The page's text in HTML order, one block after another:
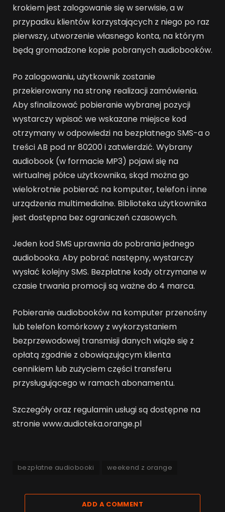
krokiem jest zalogowanie się w serwisie, a w
przypadku klientów korzystających z niego po raz
pierwszy, utworzenie własnego konta, na którym
będą gromadzone kopie pobranych audiobooków.
Po zalogowaniu, użytkownik zostanie
przekierowany na stronę realizacji zamówienia.
Aby sfinalizować pobieranie wybranej pozycji
wystarczy wpisać we wskazane miejsce kod
otrzymany w odpowiedzi na bezpłatnego SMS-a o
treści AB pod nr 80200 i zatwierdzić. Wybrany
audiobook (w formacie MP3) pojawi się na
wirtualnej półce użytkownika, skąd można go
wielokrotnie pobierać na komputer, telefon i inne
urządzenia multimedialne. Biblioteka użytkownika
jest dostępna bez ograniczeń czasowych.
Jeden kod SMS uprawnia do pobrania jednego
audiobooka. Aby pobrać następny, wystarczy
wysłać kolejny SMS. Bezpłatne kody otrzymane w
czasie trwania promocji są ważne do 4 marca.
Pobieranie audiobooków na komputer przenośny
lub telefon komórkowy z wykorzystaniem
bezprzewodowej transmisji danych wiąże się z
opłatą zgodnie z obowiązującym klienta
cennikiem lub zużyciem części transferu
przysługującego w ramach abonamentu.
Szczegóły oraz regulamin usługi są dostępne na
stronie www.audioteka.orange.pl
bezpłatne audiobooki weekend z orange
ADD A COMMENT